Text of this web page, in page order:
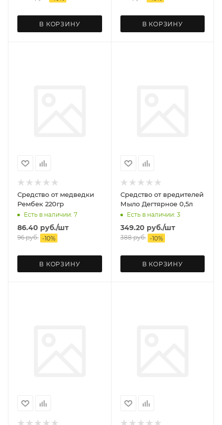
В КОРЗИНУ В КОРЗИНУ
Средство от медведки
Рембек 220гр
Есть в наличии: 7
86.40 руб./шт
96руб. -10%
В КОРЗИНУ
Средство от вредителей
Мыло Дегтярное 0,5л
Есть в наличии: 3
349.20 руб./шт
388руб. -10%
В КОРЗИНУ